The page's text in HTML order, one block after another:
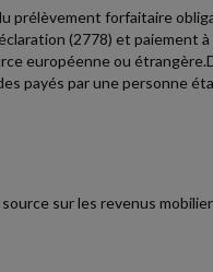
prélèvement forfaitaire
(2778) et paiement
européenne ou
payés par une personne
sur les revenus